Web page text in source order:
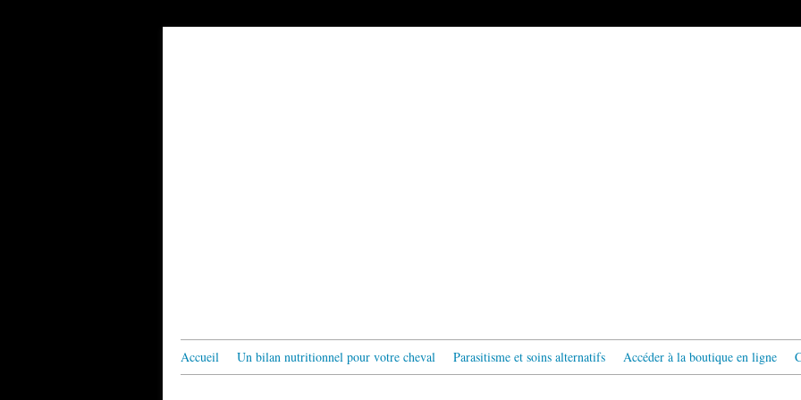
Accueil Un bilan nutritionnel pour votre cheval Parasitisme et soins alternatifs Accéder à la boutique en ligne